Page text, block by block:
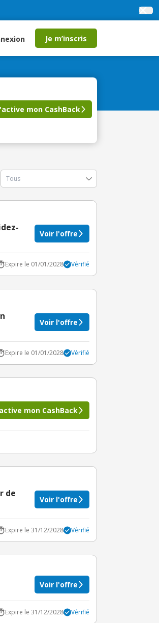
Je m’inscris
mon CashBack
Voir l'offre
Expire le 01/01/2028 Vérifié
Voir l'offre
Expire le 01/01/2028 Vérifié
mon CashBack
de
Voir l'offre
Expire le 31/12/2028 Vérifié
Voir l'offre
Expire le 31/12/2028 Vérifié